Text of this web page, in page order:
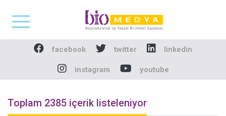
Biomedya -
facebook twitter linkedin
instagram youtube
Toplam 2385 içerik listeleniyor